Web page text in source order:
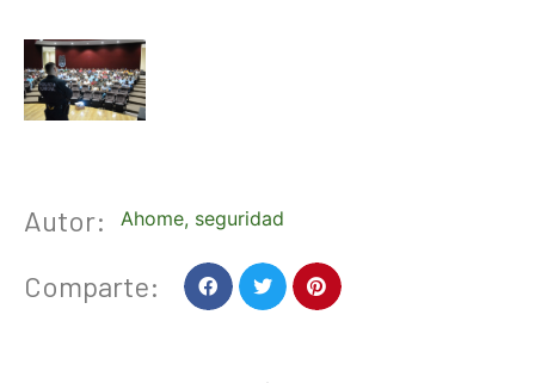
Autor: Ahome, seguridad
Comparte: